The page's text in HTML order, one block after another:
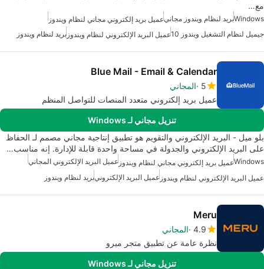
مع…
Windowsبريد لنظام ويندوز مجانيعميل بريد إلكتروني مجاني لنظام ويندوز
جيميل لنظام التشغيل ويندوز 10
عميل البريد الإلكتروني لنظام ويندوز بريد لنظام ويندوز
Blue Mail - Email & Calendar
5 المجاني
عميل بريد إلكتروني متعدد المنصات للتواصل المنظم
تنزيل مجاني لـ Windows
بلو ميل - البريد الإلكتروني والتقويم هو تطبيق إنتاجية مجاني مصمم لـ الحفاظ
على البريد الإلكتروني والجدولة في مساحة واحدة قابلة للإدارة. إنه مناسب…
Windowsعميل بريد إلكتروني مجاني لنظام ويندوز عميل البريد الإلكتروني المجاني
عميل البريد الإلكتروني لنظام ويندوز عميل البريد الإلكترونيبريد لنظام ويندوز
Meru
4.9 المجاني
نظرة عامة عن تطبيق متجر ميرو
تنزيل مجاني لـ Windows